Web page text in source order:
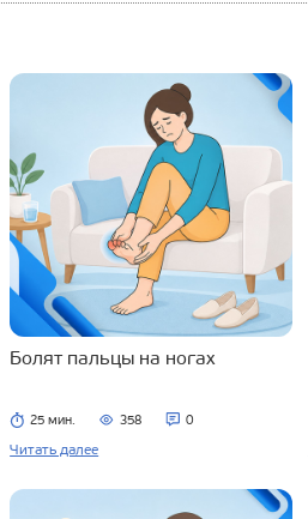
Болят пальцы на ногах
25 мин. 358 0
Читать далее